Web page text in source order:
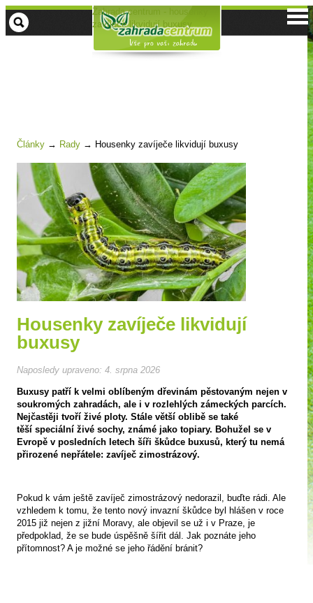
Zahrada centrum - housenky
zavíječe likvidují buxusy
Články → Rady → Housenky zavíječe likvidují buxusy
Housenky zavíječe likvidují
buxusy
Naposledy upraveno: 4. srpna 2026
Buxusy patří k velmi oblíbeným dřevinám pěstovaným nejen v
soukromých zahradách, ale i v rozlehlých zámeckých parcích.
Nejčastěji tvoří živé ploty. Stále větší oblibě se také
těší speciální živé sochy, známé jako topiary. Bohužel se v
Evropě v posledních letech šíři škůdce buxusů, který tu nemá
přirozené nepřátele: zavíječ zimostrázový.
Pokud k vám ještě zavíječ zimostrázový nedorazil, buďte rádi. Ale
vzhledem k tomu, že tento nový invazní škůdce byl hlášen v roce
2015 již nejen z jižní Moravy, ale objevil se už i v Praze, je
předpoklad, že se bude úspěšně šířit dál. Jak poznáte jeho
přítomnost? A je možné se jeho řádění bránit?